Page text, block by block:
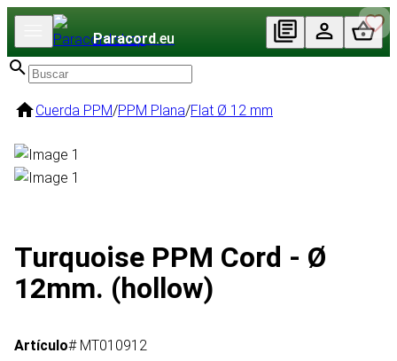
Paracord.eu
Cuerda PPM/PPM Plana/Flat Ø 12 mm
Turquoise PPM Cord - Ø
12mm. (hollow)
Artículo# MT010912